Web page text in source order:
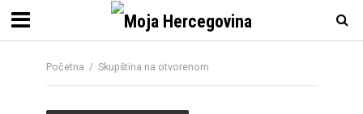
Početna / Skupština na otvorenom